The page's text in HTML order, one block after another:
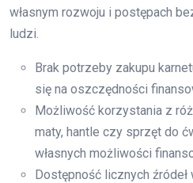
własnym rozwoju i postępach
ludzi.
Brak potrzeby zakupu
się na oszczędności
Możliwość korzystania z
maty, hantle czy sprzęt do
własnych możliwości
Dostępność licznych